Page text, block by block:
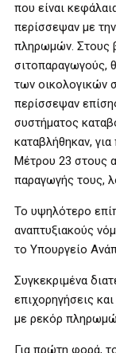
που είναι
περίσσεψαν με
πληρωμών. Στους
σιτοπαραγωγούς,
των οικολογικών
περίσσεψαν
συστήματος
καταβλήθηκαν,
Μέτρου 23 στους
παραγωγής τους,
Το υψηλότερο
αναπτυξιακούς
το Υπουργείο
Συγκεκριμένα
επιχορηγήσεις
με ρεκόρ
Για πρώτη φορά,